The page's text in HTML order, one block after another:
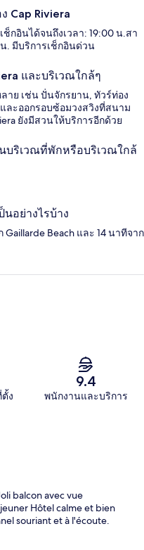
Cap Riviera
ช็กอินได้จนถึงเวลา: 19:00 น.สา
น. มีบริการเช็กอินด่วน
และบริเวณใกล้ๆ
ย เช่น ปั่นจักรยาน, ทัวร์ท่อง
และออกรอบซ้อมวงสวิงที่สนาม
ยังมีสวนให้บริการอีกด้วย
บริเวณที่พักหรือบริเวณใกล้
นอย่างไรบ้าง
Gaillarde Beach และ 14 นาทีจาก
ง
9.4
พนักงานและบริการ
balcon avec vue
Hôtel calme et bien
souriant et à l'écoute.